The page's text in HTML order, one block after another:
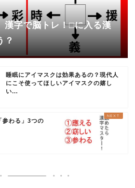
漢字で脳トレ！□に入る漢
？
睡眠にアイマスクは効果あるの？現代人
にこそ使ってほしいアイマスクの嬉し
い...
参わる」3つの